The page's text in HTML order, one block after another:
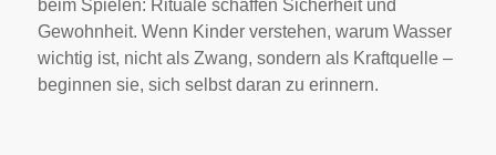
beim Spielen: Rituale schaffen Sicherheit und
Gewohnheit. Wenn Kinder verstehen, warum Wasser
wichtig ist, nicht als Zwang, sondern als Kraftquelle –
beginnen sie, sich selbst daran zu erinnern.